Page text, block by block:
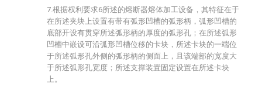
7.根据权利要求6所述的熔断器熔体加工设备，其特征在于
在所述夹块上设置有带有弧形凹槽的弧形柄，弧形凹槽的
底部开设有贯穿所述弧形柄的厚度的弧形孔；在所述弧形
凹槽中嵌设可沿弧形凹槽位移的卡块，所述卡块的一端位
于所述弧形孔外侧的弧形柄的侧面上，且该端部的宽度大
于所述弧形孔宽度；所述支撑装置固定设置在所述卡块
上。